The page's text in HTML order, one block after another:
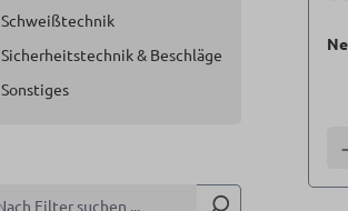
Schweißtechnik
Sicherheitstechnik & Beschläge
Sonstiges